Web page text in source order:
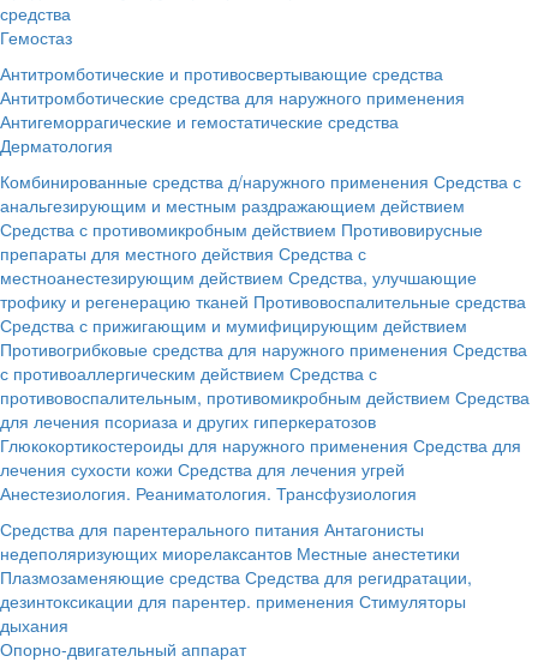
средства
Гемостаз
Антитромботические и противосвертывающие средства
Антитромботические средства для наружного применения
Антигеморрагические и гемостатические средства
Дерматология
Комбинированные средства д/наружного применения Средства с
анальгезирующим и местным раздражающием действием
Средства с противомикробным действием Противовирусные
препараты для местного действия Средства с
местноанестезирующим действием Средства, улучшающие
трофику и регенерацию тканей Противовоспалительные средства
Средства с прижигающим и мумифицирующим действием
Противогрибковые средства для наружного применения Средства
с противоаллергическим действием Средства с
противовоспалительным, противомикробным действием Средства
для лечения псориаза и других гиперкератозов
Глюкокортикостероиды для наружного применения Средства для
лечения сухости кожи Средства для лечения угрей
Анестезиология. Реаниматология. Трансфузиология
Средства для парентерального питания Антагонисты
недеполяризующих миорелаксантов Местные анестетики
Плазмозаменяющие средства Средства для регидратации,
дезинтоксикации для парентер. применения Стимуляторы
дыхания
Опорно-двигательный аппарат